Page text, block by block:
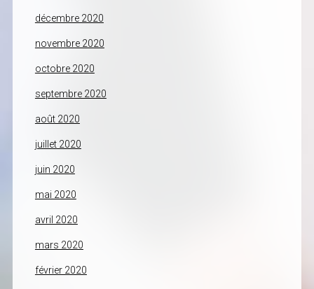
décembre 2020
novembre 2020
octobre 2020
septembre 2020
août 2020
juillet 2020
juin 2020
mai 2020
avril 2020
mars 2020
février 2020